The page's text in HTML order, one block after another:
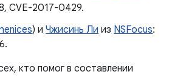
CVE-2017-0429.
) и Чжисинь Ли из NSFocus:
кто помог в составлении